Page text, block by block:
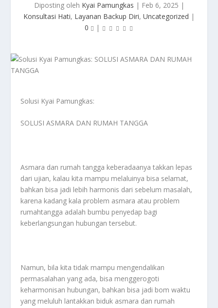
Diposting oleh Kyai Pamungkas | Feb 6, 2025 |
Konsultasi Hati, Layanan Backup Diri, Uncategorized |
0
|
Solusi Kyai Pamungkas:
SOLUSI ASMARA DAN RUMAH TANGGA
Asmara dan rumah tangga keberadaanya takkan lepas
dari ujian, kalau kita mampu melaluinya bisa selamat,
bahkan bisa jadi lebih harmonis dari sebelum masalah,
karena kadang kala problem asmara atau problem
rumahtangga adalah bumbu penyedap bagi
keberlangsungan hubungan tersebut.
Namun, bila kita tidak mampu mengendalikan
permasalahan yang ada, bisa menggerogoti
keharmonisan hubungan, bahkan bisa jadi bom waktu
yang meluluh lantakkan biduk asmara dan rumah